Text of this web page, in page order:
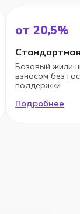
от 20,5%
Стандартная
Базовый
взносом без
поддержки
Подробнее